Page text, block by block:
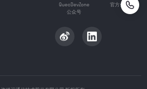
QuecDevZone
公众号
官方公众号